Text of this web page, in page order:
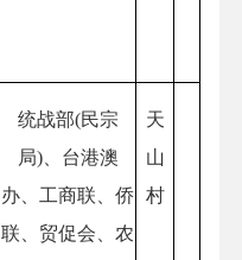
统战部(民宗
局)、台港澳
办、工商联、侨
联、贸促会、农
天
山
村